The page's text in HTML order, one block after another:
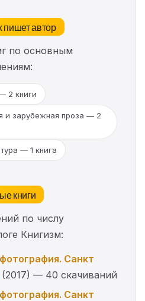
автор
по основным
2 книги
и зарубежная проза — 2
— 1 книга
книги
по числу
Книгизм:
Санкт
(2017) — 40 скачиваний
Санкт